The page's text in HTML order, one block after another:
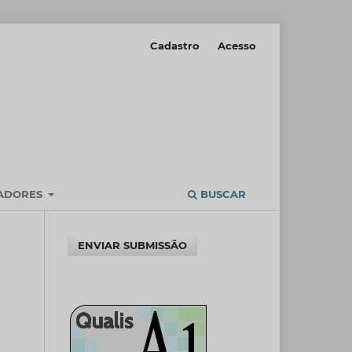
BUSCAR
Cadastro Acesso
ENVIAR SUBMISSÃO